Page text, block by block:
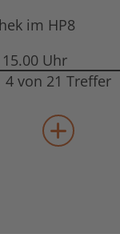
im HP8
15.00 Uhr
4 von 21 Treffer
mehr